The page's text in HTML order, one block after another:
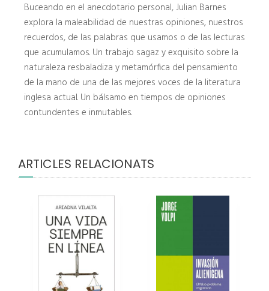
Buceando en el anecdotario personal, Julian Barnes
explora la maleabilidad de nuestras opiniones, nuestros
recuerdos, de las palabras que usamos o de las lecturas
que acumulamos. Un trabajo sagaz y exquisito sobre la
naturaleza resbaladiza y metamórfica del pensamiento
de la mano de una de las mejores voces de la literatura
inglesa actual. Un bálsamo en tiempos de opiniones
contundentes e inmutables.
ARTICLES RELACIONATS